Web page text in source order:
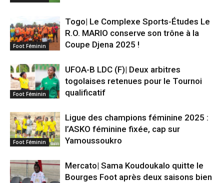
Foot Féminin
Togo| Le Complexe Sports-Études Le
R.O. MARIO conserve son trône à la
Coupe Djena 2025 !
Foot Féminin
UFOA-B LDC (F)| Deux arbitres
togolaises retenues pour le Tournoi
qualificatif
Foot Féminin
Ligue des champions féminine 2025 :
l’ASKO féminine fixée, cap sur
Yamoussoukro
Mercato| Sama Koudoukalo quitte le
Bourges Foot après deux saisons bien